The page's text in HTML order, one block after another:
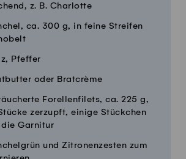
z. B. Charlotte
ca. 300 g, in feine Streifen
Pfeffer
oder Bratcrème
Forellenfilets, ca. 225 g,
zerzupft, einige Stückchen
Garnitur
und Zitronenzesten zum